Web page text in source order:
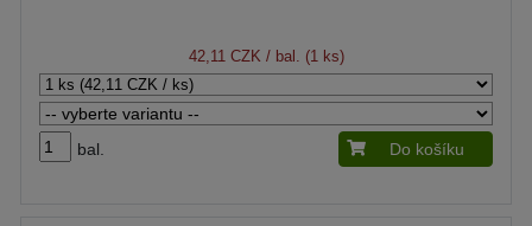
42,11 CZK / bal. (1 ks)
bal. Do košíku